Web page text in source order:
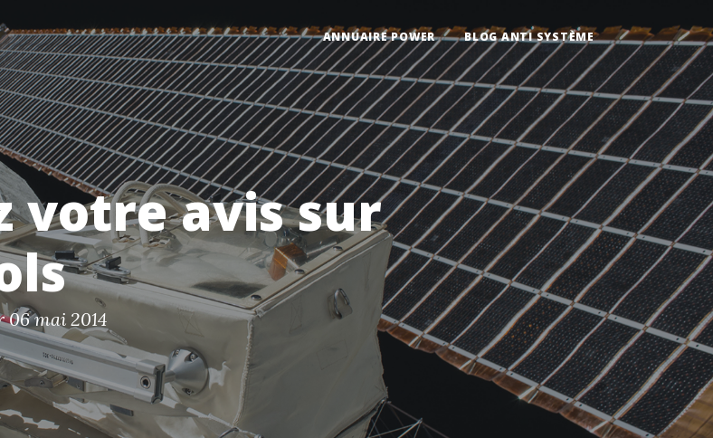
ANNUAIRE POWER BLOG ANTI SYSTÈME
votre avis sur
06 mai 2014